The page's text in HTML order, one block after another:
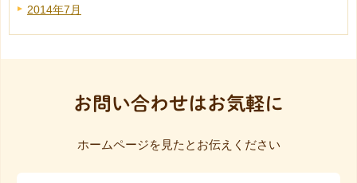
2014年7月
お問い合わせはお気軽に
ホームページを見たとお伝えください